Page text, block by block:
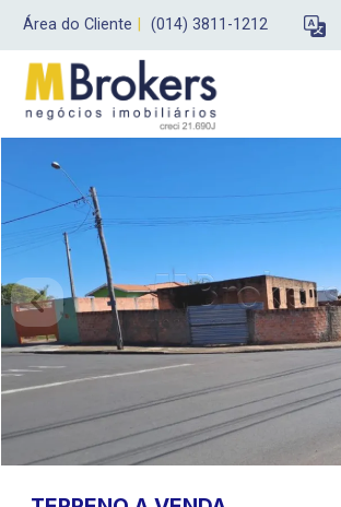
Área do Cliente (014) 3811-1212